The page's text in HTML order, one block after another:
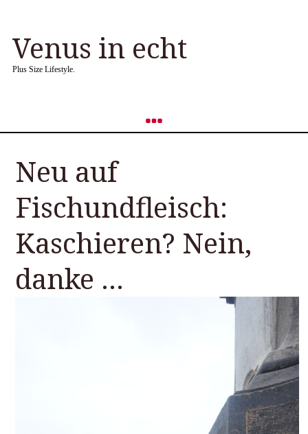
Venus in echt
Plus Size Lifestyle.
Neu auf
Fischundfleisch:
Kaschieren? Nein,
danke …